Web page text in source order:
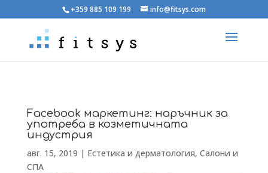
+359 885 109 199 info@fitsys.com
Facebook маркетинг: наръчник за
употреба в козметичната
индустрия
авг. 15, 2019 | Естетика и дерматология, Салони и
СПА